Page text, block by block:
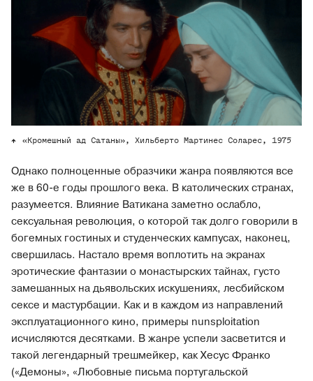
«Кромешный ад Сатаны», Хильберто Мартинес Соларес, 1975
Однако полноценные образчики жанра появляются все
же в 60-е годы прошлого века. В католических странах,
разумеется. Влияние Ватикана заметно ослабло,
сексуальная революция, о которой так долго говорили в
богемных гостиных и студенческих кампусах, наконец,
свершилась. Настало время воплотить на экранах
эротические фантазии о монастырских тайнах, густо
замешанных на дьявольских искушениях, лесбийском
сексе и мастурбации. Как и в каждом из направлений
эксплуатационного кино, примеры nunsploitation
исчисляются десятками. В жанре успели засветится и
такой легендарный трешмейкер, как Хесус Франко
(«Демоны», «Любовные письма португальской